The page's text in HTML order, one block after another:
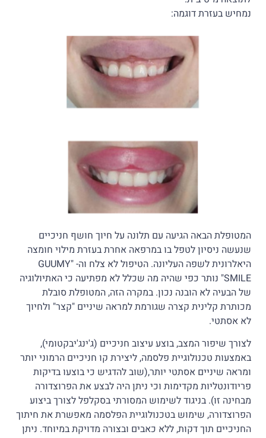
נמחיש בעזרת דוגמה:
המטופלת הבאה הגיעה עם תלונה על חיוך חושף חניכיים
שנעשה ניסיון לטפל בו במרפאה אחרת בעזרת מילוי חומצה
היאלרונית לשפה העליונה. הטיפול לא צלח וה- "GUUMY
SMILE" נותר כפי שהיה מה שכלל לא מפתיעה כי האתיולוגיה
של הבעיה לא הובנה נכון. במקרה הזה, המטופלת סובלת
מכותרת קלינית קצרה שגורמת למראה שיניים "קצר" ולחיוך
לא אסתטי.
לצורך שיפור המצב, בוצע עיצוב חניכיים (ג'ינג'יבקטומי),
באמצעות טכנולוגיית פלסמה, ליצירת קו חניכיים הרמוני יותר
ומראה שיניים אסתטי יותר,(שוב להדגיש כי בוצעו בדיקות
פריודונטליות מקדימות וכי ניתן היה לבצע את הפרוצדורה
מבחינה זו). בניגוד לשימוש המסורתי בסקלפל לצורך ביצוע
הפרוצדורה, שימוש בטכנולוגיית הפלסמה מאפשרת את חיתוך
החניכיים תוך דקות, ללא כאבים ובצורה מדויקת במיוחד. ניתן